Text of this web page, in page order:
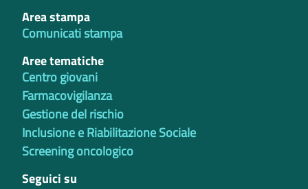
Area stampa
Comunicati stampa
Aree tematiche
Centro giovani
Farmacovigilanza
Gestione del rischio
Inclusione e Riabilitazione Sociale
Screening oncologico
Seguici su